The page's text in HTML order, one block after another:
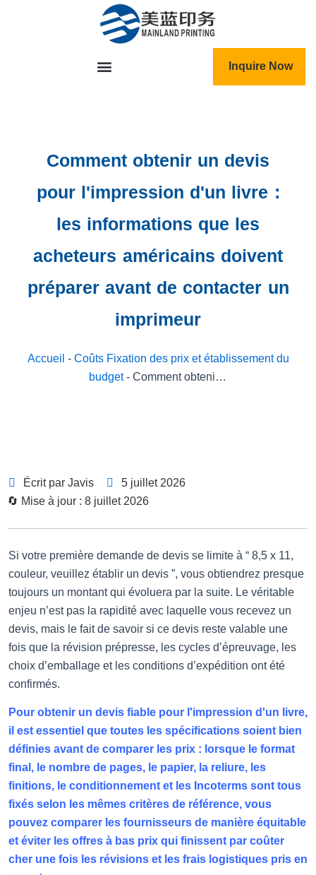
Inquire Now
Comment obtenir un devis
pour l'impression d'un livre :
les informations que les
acheteurs américains doivent
préparer avant de contacter un
imprimeur
Accueil - Coûts Fixation des prix et établissement du
budget- Comment obtenir un devis pour l'impression d'un livre : les informations que les acheteurs américains doivent préparer avant de contacter un imprimeur
Écrit par Javis
5 juillet 2026
🔄 Mise à jour : 8 juillet 2026
Si votre première demande de devis se limite à “ 8,5 x 11,
couleur, veuillez établir un devis ”, vous obtiendrez presque
toujours un montant qui évoluera par la suite. Le véritable
enjeu n’est pas la rapidité avec laquelle vous recevez un
devis, mais le fait de savoir si ce devis reste valable une
fois que la révision prépresse, les cycles d’épreuvage, les
choix d’emballage et les conditions d’expédition ont été
confirmés.
Pour obtenir un devis fiable pour l'impression d'un livre,
il est essentiel que toutes les spécifications soient bien
définies avant de comparer les prix : lorsque le format
final, le nombre de pages, le papier, la reliure, les
finitions, le conditionnement et les Incoterms sont tous
fixés selon les mêmes critères de référence, vous
pouvez comparer les fournisseurs de manière équitable
et éviter les offres à bas prix qui finissent par coûter
cher une fois les révisions et les frais logistiques pris en